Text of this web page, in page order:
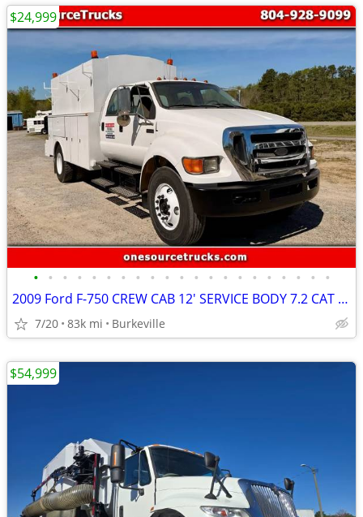
• • • • • • • • • • • • • • • • • • • • •
2009 Ford F-750 CREW CAB 12' SERVICE BODY 7.2 CAT DIESEL LOW MILES
7/20 83k mi Burkeville
$24,999
$54,999